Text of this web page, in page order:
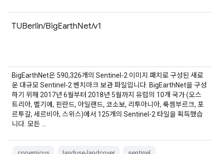
TUBerlin/BigEarthNet/v1
BigEarthNet은 590,326개의 Sentinel-2 이미지 패치로 구성된 새로
운 대규모 Sentinel-2 벤치마크 보관 파일입니다. BigEarthNet을 구성
하기 위해 2017년 6월부터 2018년 5월까지 유럽의 10개 국가 (오스
트리아, 벨기에, 핀란드, 아일랜드, 코소보, 리투아니아, 룩셈부르크, 포
르투갈, 세르비아, 스위스)에서 125개의 Sentinel-2 타일을 획득했습
니다. 모든 …